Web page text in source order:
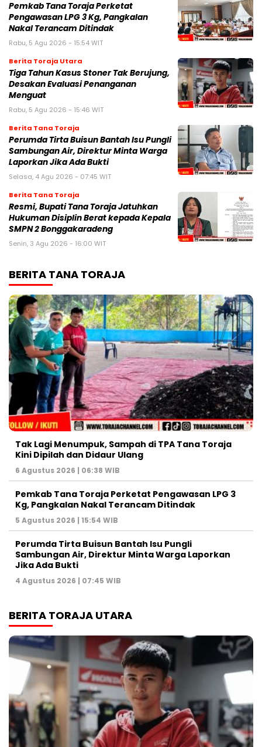
Pemkab Tana Toraja Perketat
Pengawasan LPG 3 Kg, Pangkalan
Nakal Terancam Ditindak
Rabu, 5 Agu 2026 - 15:54 WIT
Berita Toraja Utara
Tiga Tahun Kasus Stoner Tak Berujung,
Desakan Evaluasi Penanganan
Menguat
Rabu, 5 Agu 2026 - 15:46 WIT
Berita Tana Toraja
Perumda Tirta Buisun Bantah Isu Pungli
Sambungan Air, Direktur Minta Warga
Laporkan Jika Ada Bukti
Selasa, 4 Agu 2026 - 07:45 WIT
Berita Tana Toraja
Resmi, Bupati Tana Toraja Jatuhkan
Hukuman Disiplin Berat kepada Kepala
SMPN 2 Bonggakaradeng
Senin, 3 Agu 2026 - 16:00 WIT
BERITA TANA TORAJA
Tak Lagi Menumpuk, Sampah di TPA Tana Toraja
Kini Dipilah dan Didaur Ulang
6 Agustus 2026 | 06:38 WIB
Pemkab Tana Toraja Perketat Pengawasan LPG 3
Kg, Pangkalan Nakal Terancam Ditindak
5 Agustus 2026 | 15:54 WIB
Perumda Tirta Buisun Bantah Isu Pungli
Sambungan Air, Direktur Minta Warga Laporkan
Jika Ada Bukti
4 Agustus 2026 | 07:45 WIB
BERITA TORAJA UTARA